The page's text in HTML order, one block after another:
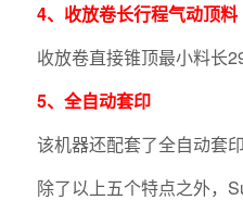
4、收放卷长行程气动顶料
收放卷直接锥顶最小料长
5、全自动套印
该机器还配套了全自动套印
除了以上五个特点之外，